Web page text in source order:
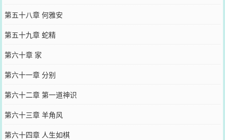
第五十八章 何雅安
第五十九章 蛇精
第六十章 家
第六十一章 分别
第六十二章 第一道神识
第六十三章 羊角风
第六十四章 人生如棋